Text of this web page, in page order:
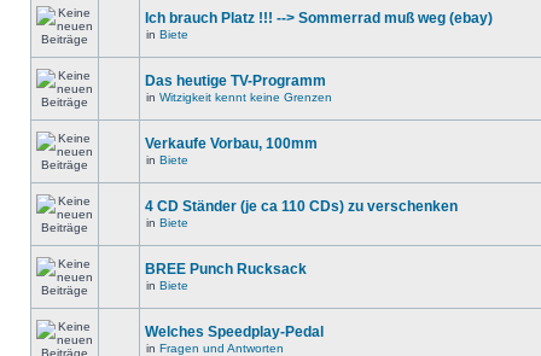
Ich brauch Platz !!! --> Sommerrad muß weg (ebay)
in Biete
Das heutige TV-Programm
in Witzigkeit kennt keine Grenzen
Verkaufe Vorbau, 100mm
in Biete
4 CD Ständer (je ca 110 CDs) zu verschenken
in Biete
BREE Punch Rucksack
in Biete
Welches Speedplay-Pedal
in Fragen und Antworten